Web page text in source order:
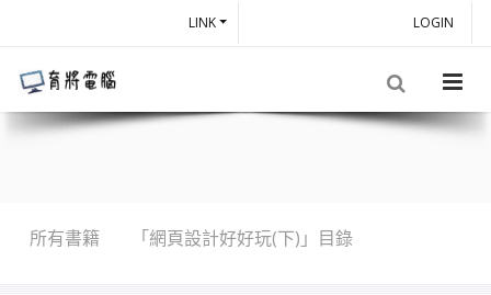
LOGIN
LINK
所有書籍 「網頁設計好好玩(下)」目錄